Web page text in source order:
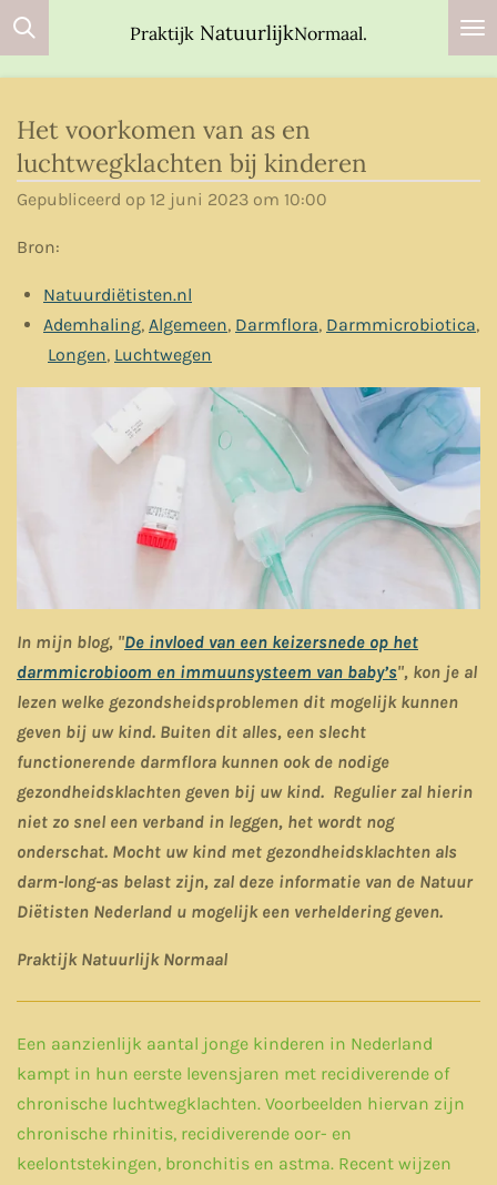
Ga
direct
hoofdinhoud
Praktijk NatuurlijkNormaal.
Het voorkomen van as en
luchtwegklachten bij kinderen
Gepubliceerd op 12 juni 2023 om 10:00
Bron:
Natuurdiëtisten.nl
Ademhaling, Algemeen, Darmflora, Darmmicrobiotica,
Longen, Luchtwegen
In mijn blog, "De invloed van een keizersnede op het
darmmicrobioom en immuunsysteem van baby’s", kon je al
lezen welke gezondsheidsproblemen dit mogelijk kunnen
geven bij uw kind. Buiten dit alles, een slecht
functionerende darmflora kunnen ook de nodige
gezondheidsklachten geven bij uw kind. Regulier zal hierin
niet zo snel een verband in leggen, het wordt nog
onderschat. Mocht uw kind met gezondheidsklachten als
darm-long-as belast zijn, zal deze informatie van de Natuur
Diëtisten Nederland u mogelijk een verheldering geven.
Praktijk Natuurlijk Normaal
Een aanzienlijk aantal jonge kinderen in Nederland
kampt in hun eerste levensjaren met recidiverende of
chronische luchtwegklachten. Voorbeelden hiervan zijn
chronische rhinitis, recidiverende oor- en
keelontstekingen, bronchitis en astma. Recent wijzen